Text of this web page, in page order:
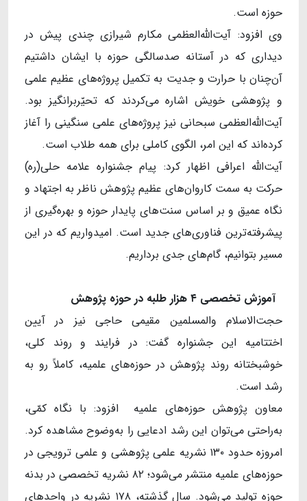
حوزه است.
وی افزود: آیت‌الله‌العظمی مکارم شیرازی چندی پیش در
دیداری که در آستانه صدسالگی حوزه با ایشان داشتیم
آن‌چنان با حرارت و جدیت به تکمیل پروژه‌های عظیم علمی
و پژوهشی خویش اشاره می‌کردند که تحیّربرانگیز بود.
آیت‌الله‌العظمی سبحانی نیز پروژه‌های علمی سنگینی را آغاز
کرده‌اند که این امر، الگوی کاملی برای همه طلاب است.
آیت‌الله اعرافی اظهار کرد: پیام جشنواره علامه حلی(ره)
حرکت به سمت کاروان‌های عظیم پژوهش ناظر به اجتهاد و
نگاه عمیق و بر اساس سنت‌های پایدار حوزه و بهره‌گیری از
پیشرفته‌ترین فناوری‌های جدید است. امیدواریم که در این
مسیر بتوانیم، گام‌های جدی برداریم.
آموزش تخصصی ۴ هزار طلبه در حوزه پژوهش
حجت‌الاسلام والمسلمین مقیمی حاجی نیز در آیین
اختتامیه این جشنواره گفت: در فرایند و روند کلی،
خوشبختانه روند پژوهش در حوزه‌های علمیه، کاملاً رو به
رشد است.
معاون پژوهش حوزه‌های علمیه افزود: با نگاه کمّی،
به‌‎راحتی می‌توان این رشد ادعایی را به‌وضوح مشاهده کرد.
امروزه حدود ۱۳۰ نشریه علمی پژوهشی و علمی ترویجی در
حوزه‌های علمیه منتشر می‌شود؛ ۸۲ نشریه تخصصی در بدنه
حوزه تولید می‌شود. سال گذشته، ۱۷۸ نشریه در واحدهای